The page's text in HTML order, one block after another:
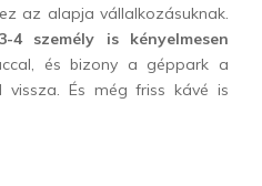
az alapja vállalkozásuknak.
személy is kényelmesen
és bizony a géppark a
vissza. És még friss kávé is